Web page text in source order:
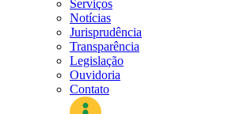
Serviços
Notícias
Jurisprudência
Transparência
Legislação
Ouvidoria
Contato